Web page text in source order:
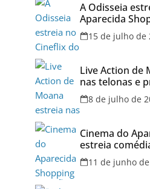
A Odisseia
Aparecida
quinta, 16
15 de julho de
Live Action de
nas telonas e
aventura e
do Aparecida
8 de julho de
Cinema do
estreia
ambientada na
lança
11 de junho